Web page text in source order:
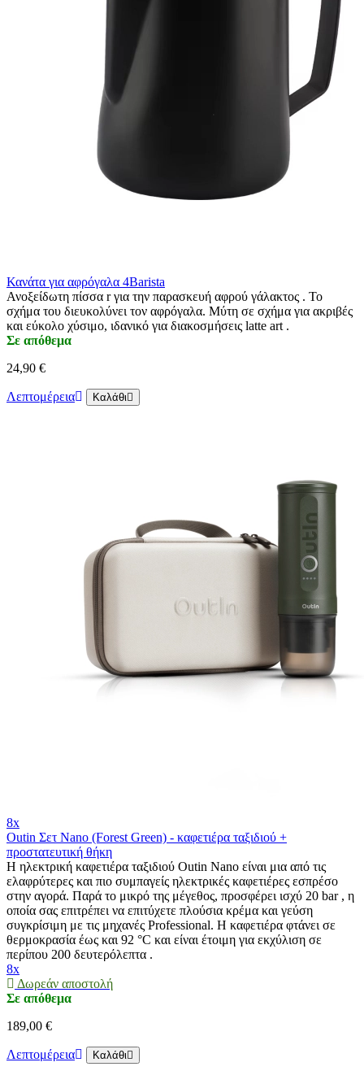
Κανάτα για αφρόγαλα 4Barista
Ανοξείδωτη πίσσα r για την παρασκευή αφρού γάλακτος . Το
σχήμα του διευκολύνει τον αφρόγαλα. Μύτη σε σχήμα για ακριβές
και εύκολο χύσιμο, ιδανικό για διακοσμήσεις latte art .
Σε απόθεμα
24,90 €
Λεπτομέρεια Καλάθι
8x
Outin Σετ Nano (Forest Green) - καφετιέρα ταξιδιού +
προστατευτική θήκη
Η ηλεκτρική καφετιέρα ταξιδιού Outin Nano είναι μια από τις
ελαφρύτερες και πιο συμπαγείς ηλεκτρικές καφετιέρες εσπρέσο
στην αγορά. Παρά το μικρό της μέγεθος, προσφέρει ισχύ 20 bar , η
οποία σας επιτρέπει να επιτύχετε πλούσια κρέμα και γεύση
συγκρίσιμη με τις μηχανές Professional. Η καφετιέρα φτάνει σε
θερμοκρασία έως και 92 °C και είναι έτοιμη για εκχύλιση σε
περίπου 200 δευτερόλεπτα .
8x
Δωρεάν αποστολή
Σε απόθεμα
189,00 €
Λεπτομέρεια Καλάθι